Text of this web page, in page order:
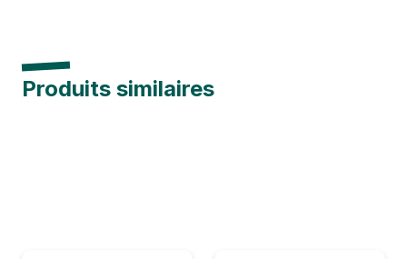
Produits similaires